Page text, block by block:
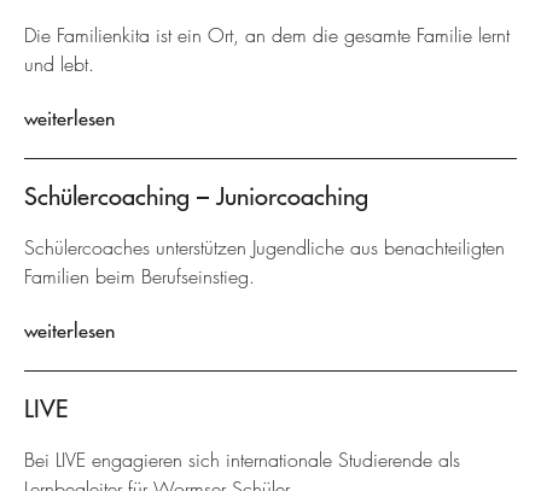
Die Familienkita ist ein Ort, an dem die gesamte Familie lernt
und lebt.
weiterlesen
Schülercoaching – Juniorcoaching
Schülercoaches unterstützen Jugendliche aus benachteiligten
Familien beim Berufseinstieg.
weiterlesen
LIVE
Bei LIVE engagieren sich internationale Studierende als